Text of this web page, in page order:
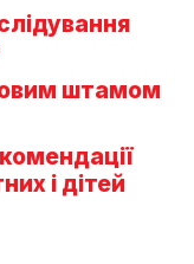
штамом
і дітей